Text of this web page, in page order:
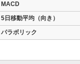
MACD
5日移動平均（向き）
パラボリック